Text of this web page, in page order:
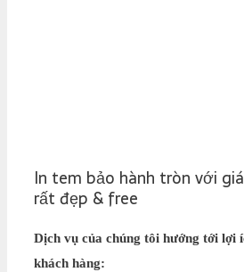
In tem bảo hành tròn với
rất đẹp & free
Dịch vụ của chúng tôi hướng tới lợi
khách hàng: